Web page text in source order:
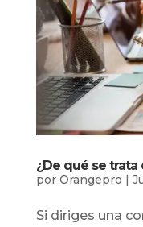
¿De qué se
por Orangepro
Si diriges una